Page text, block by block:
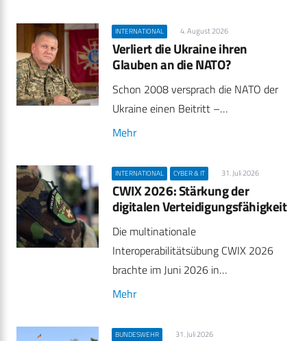
INTERNATIONAL 4. August 2026
Verliert die Ukraine ihren
Glauben an die NATO?
Schon 2008 versprach die NATO der
Ukraine einen Beitritt –…
Mehr
INTERNATIONAL CYBER & IT 31. Juli 2026
CWIX 2026: Stärkung der
digitalen Verteidigungsfähigkeit
Die multinationale
Interoperabilitätsübung CWIX 2026
brachte im Juni 2026 in…
Mehr
BUNDESWEHR 31. Juli 2026